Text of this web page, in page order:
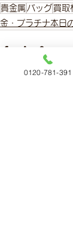
貴金属 バッグ 買取
金・プラチナ本日
0120-781-391